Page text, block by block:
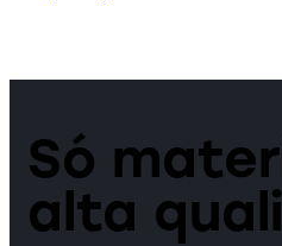
Só
alta